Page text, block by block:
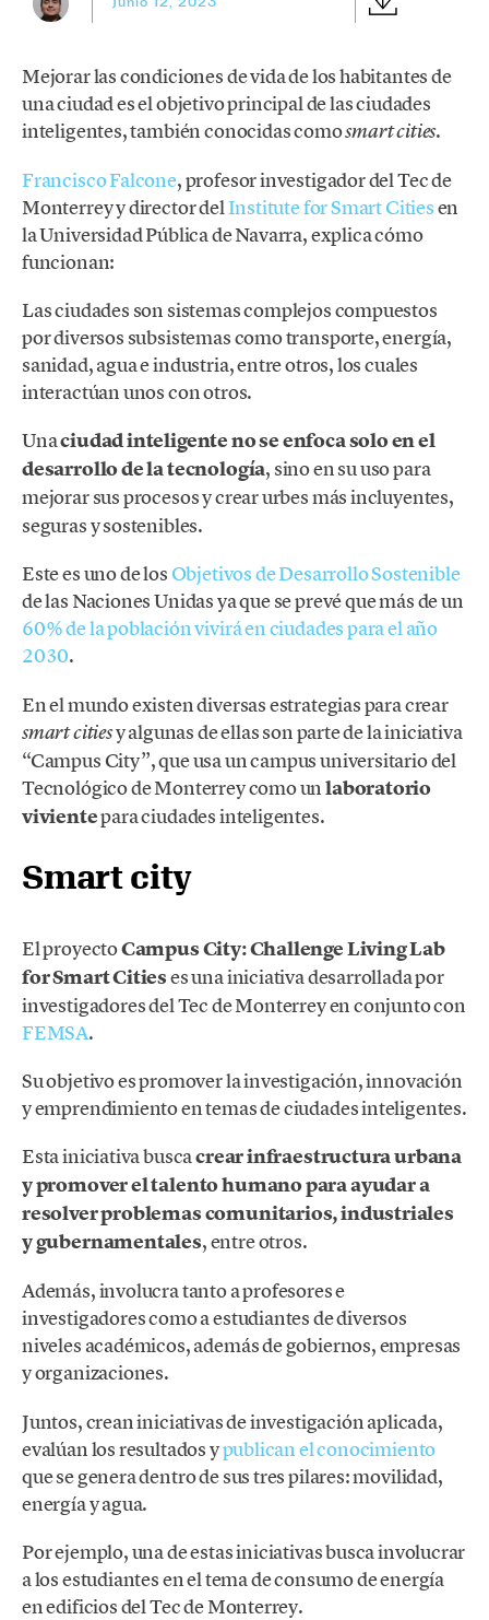
Mejorar las condiciones de vida de los habitantes de
una ciudad es el objetivo principal de las ciudades
inteligentes, también conocidas comosmart cities.
Francisco Falcone, profesor investigador del Tec de
Monterrey y director delInstitute for Smart Citiesen
la Universidad Pública de Navarra, explica cómo
funcionan:
Las ciudades son sistemas complejos compuestos
por diversos subsistemas como transporte, energía,
sanidad, agua e industria, entre otros, los cuales
interactúan unos con otros.
Unaciudad inteligente no se enfoca solo en el
desarrollo de la tecnología, sino en su uso para
mejorar sus procesosy crear urbes más incluyentes,
seguras y sostenibles.
Este es uno de los Objetivos de Desarrollo Sostenible
de las Naciones Unidas ya que se prevé que más de un
60% de la población vivirá en ciudades para el año
2030.
En el mundo existen diversas estrategias para crear
smart citiesy algunas de ellas son parte de la iniciativa
“Campus City”, que usa un campus universitario del
Tecnológico de Monterrey como unlaboratorio
vivientepara ciudades inteligentes.
Smart city
El proyectoCampus City: Challenge Living Lab
for Smart Citieses una iniciativa desarrollada por
investigadores del Tec de Monterrey en conjunto con
FEMSA.
Su objetivo es promover la investigación, innovación
y emprendimiento en temas de ciudades inteligentes.
Esta iniciativa buscacrear infraestructura urbana
y promover el talento humano para ayudar a
resolver problemas comunitarios, industriales
y gubernamentales, entre otros.
Además, involucra tanto a profesores e
investigadores como a estudiantes de diversos
niveles académicos, además de gobiernos, empresas
y organizaciones.
Juntos, crean iniciativas de investigación aplicada,
evalúan los resultados ypublican el conocimiento
que se genera dentro de sus tres pilares: movilidad,
energía y agua.
Por ejemplo, una de estas iniciativas busca involucrar
a los estudiantes en el tema de consumo de energía
en edificios del Tec de Monterrey.